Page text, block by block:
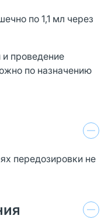
по 1,1 мл через
и проведение
по назначению
передозировки не